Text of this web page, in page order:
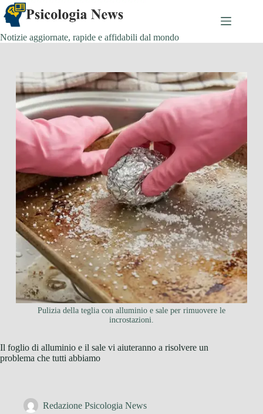
Salta
al
contenuto
Notizie aggiornate, rapide e affidabili dal mondo
Pulizia della teglia con alluminio e sale per rimuovere le
incrostazioni.
Il foglio di alluminio e il sale vi aiuteranno a risolvere un
problema che tutti abbiamo
Redazione Psicologia News